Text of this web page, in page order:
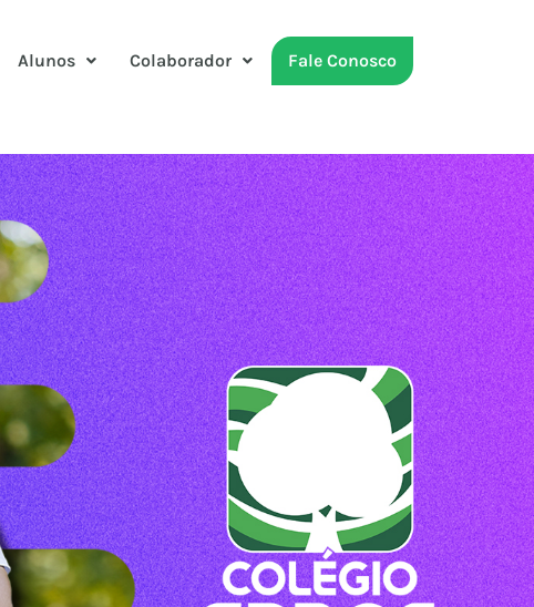
Alunos Colaborador Fale Conosco